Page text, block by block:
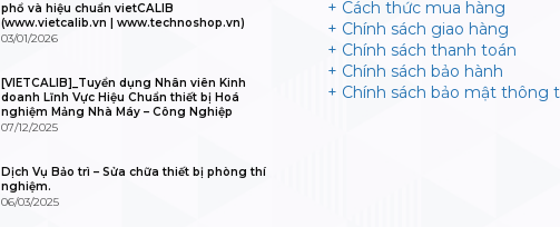
phổ và hiệu chuẩn vietCALIB
(www.vietcalib.vn | www.technoshop.vn)
03/01/2026
[VIETCALIB]_Tuyển dụng Nhân viên Kinh
doanh Lĩnh Vực Hiệu Chuẩn thiết bị Hoá
nghiệm Mảng Nhà Máy – Công Nghiệp
07/12/2025
Dịch Vụ Bảo trì – Sửa chữa thiết bị phòng thí
nghiệm.
06/03/2025
+ Cách thức mua hàng
+ Chính sách giao hàng
+ Chính sách thanh toán
+ Chính sách bảo hành
+ Chính sách bảo mật thông